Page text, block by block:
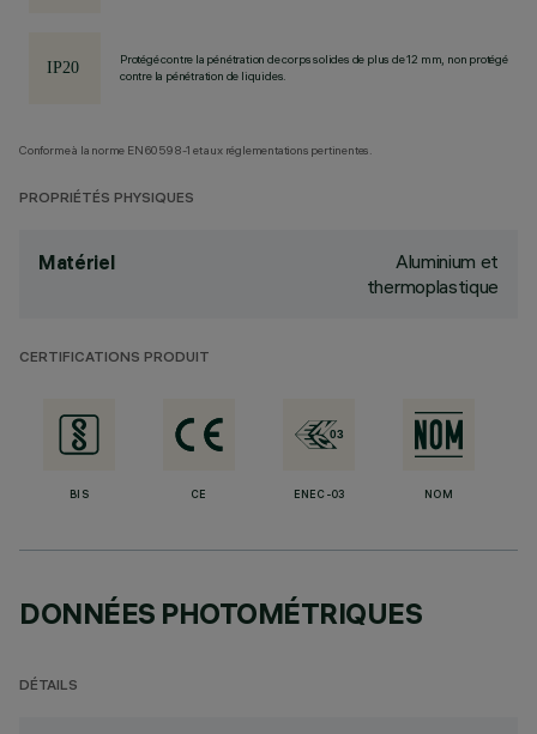
Protégé contre la pénétration de corps solides de plus de 12 mm, non protégé
contre la pénétration de liquides.
Conforme à la norme EN60598-1 et aux réglementations pertinentes.
PROPRIÉTÉS PHYSIQUES
Matériel
Aluminium et
thermoplastique
CERTIFICATIONS PRODUIT
BIS CE ENEC-03 NOM
DONNÉES PHOTOMÉTRIQUES
DÉTAILS